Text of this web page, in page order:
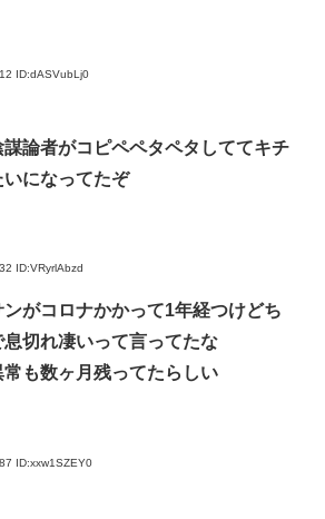
ID:dASVubLj0
論者がコピペペタペタしててキチ
になってたぞ
ID:VRyrlAbzd
がコロナかかって1年経つけどち
息切れ凄いって言ってたな
も数ヶ月残ってたらしい
ID:xxw1SZEY0